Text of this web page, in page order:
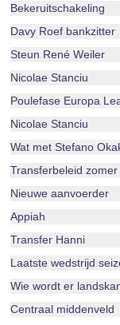
Bekeruitschakeling
Davy Roef bankzitter
Steun René Weiler
Nicolae Stanciu
Poulefase Europa
Nicolae Stanciu
Wat met Stefano
Transferbeleid zomer
Nieuwe aanvoerder
Appiah
Transfer Hanni
Laatste wedstrijd
Wie wordt er
Centraal middenveld